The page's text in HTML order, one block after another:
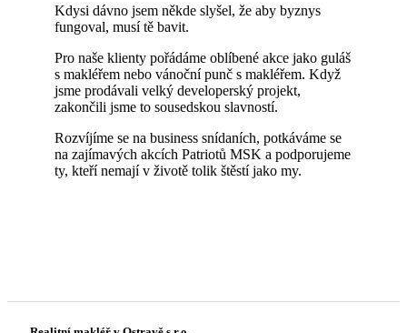
Kdysi dávno jsem někde slyšel, že aby byznys
fungoval, musí tě bavit.
Pro naše klienty pořádáme oblíbené akce jako guláš
s makléřem nebo vánoční punč s makléřem. Když
jsme prodávali velký developerský projekt,
zakončili jsme to sousedskou slavností.
Rozvíjíme se na business snídaních, potkáváme se
na zajímavých akcích Patriotů MSK a podporujeme
ty, kteří nemají v životě tolik štěstí jako my.